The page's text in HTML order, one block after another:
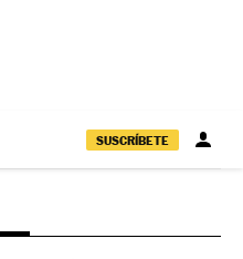
SUSCRÍBETE